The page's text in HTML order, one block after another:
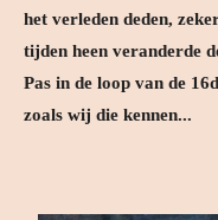
het verleden deden,
tijden heen veranderde
Pas in de loop van de
zoals wij die kennen...